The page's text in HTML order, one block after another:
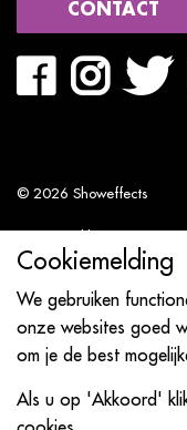
CONTACT
© 2026 Showeffects
Algemene voorwaarden
Sitemap
Webdesign door
Cookiemelding
We gebruiken
onze websites goed
om je de best
Als u op 'Akkoord'